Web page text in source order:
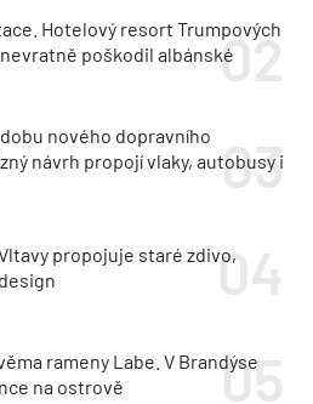
Hotelový resort Trumpových
poškodil albánské
nového dopravního
návrh propojí vlaky, autobusy i
propojuje staré zdivo,
rameny Labe. V Brandýse
na ostrově